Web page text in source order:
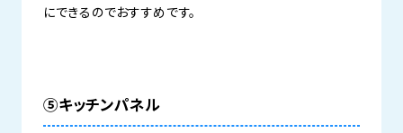
にできるのでおすすめです。
⑤キッチンパネル